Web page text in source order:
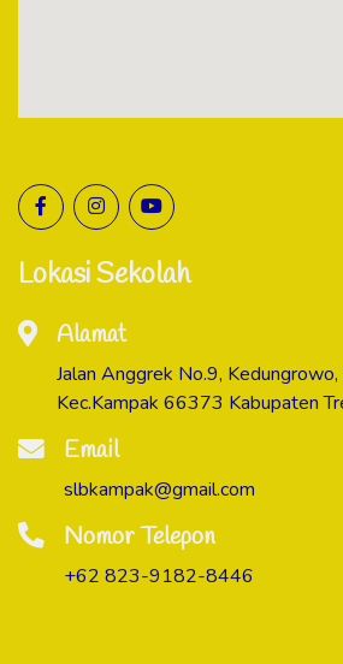
Lokasi Sekolah
Alamat
Jalan Anggrek No.9,
Kec.Kampak 66373 Kabupaten
Email
slbkampak@gmail.com
Nomor Telepon
+62 823-9182-8446